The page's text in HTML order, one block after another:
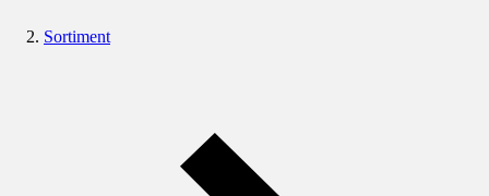
Sortiment